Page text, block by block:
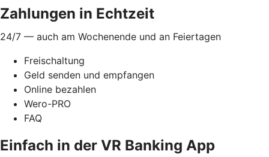
Zahlungen in Echtzeit
24/7 — auch am Wochenende und an Feiertagen
Freischaltung
Geld senden und empfangen
Online bezahlen
Wero-PRO
FAQ
Einfach in der VR Banking App